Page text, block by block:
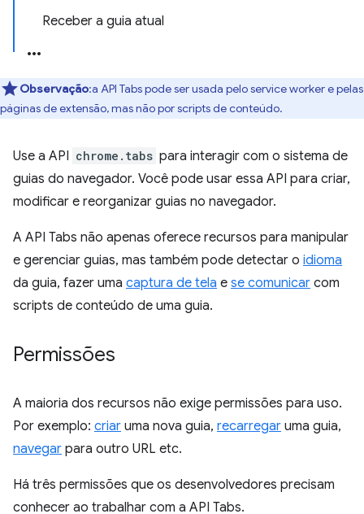
Receber a guia atual
Observação:a API Tabs pode ser usada pelo service worker e pelas
páginas de extensão, mas não por scripts de conteúdo.
Use a API chrome.tabs para interagir com o sistema de
guias do navegador. Você pode usar essa API para criar,
modificar e reorganizar guias no navegador.
A API Tabs não apenas oferece recursos para manipular
e gerenciar guias, mas também pode detectar o idioma
da guia, fazer uma captura de tela e se comunicar com
scripts de conteúdo de uma guia.
Permissões
A maioria dos recursos não exige permissões para uso.
Por exemplo: criar uma nova guia, recarregar uma guia,
navegar para outro URL etc.
Há três permissões que os desenvolvedores precisam
conhecer ao trabalhar com a API Tabs.